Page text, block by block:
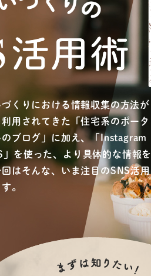
くりにおける情報収集の方法が
用されてきた「住宅系のポータ
ブログ」に加え、「Instagram
を使った、より具体的な情報を
はそんな、いま注目のSNS活用
。